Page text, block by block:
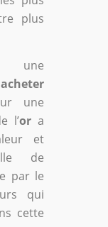
plus
une
acheter
une
l’ora
et
de
par le
qui
cette